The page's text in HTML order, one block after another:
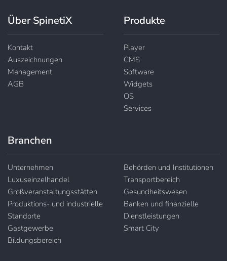
Über SpinetiX
Kontakt
Auszeichnungen
Management
AGB
Produkte
Player
CMS
Software
Widgets
OS
Services
Branchen
Unternehmen
Luxuseinzelhandel
Großveranstaltungsstätten
Produktions- und industrielle
Standorte
Gastgewerbe
Bildungsbereich
Behörden und Institutionen
Transportbereich
Gesundheitswesen
Banken und finanzielle
Dienstleistungen
Smart City